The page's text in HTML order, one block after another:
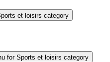
et loisirs category
for Sports et loisirs category